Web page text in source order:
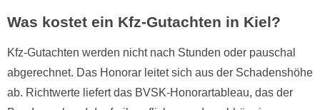
Was kostet ein Kfz-Gutachten in Kiel?
Kfz-Gutachten werden nicht nach Stunden oder pauschal
abgerechnet. Das Honorar leitet sich aus der Schadenshöhe
ab. Richtwerte liefert das BVSK-Honorartableau, das der